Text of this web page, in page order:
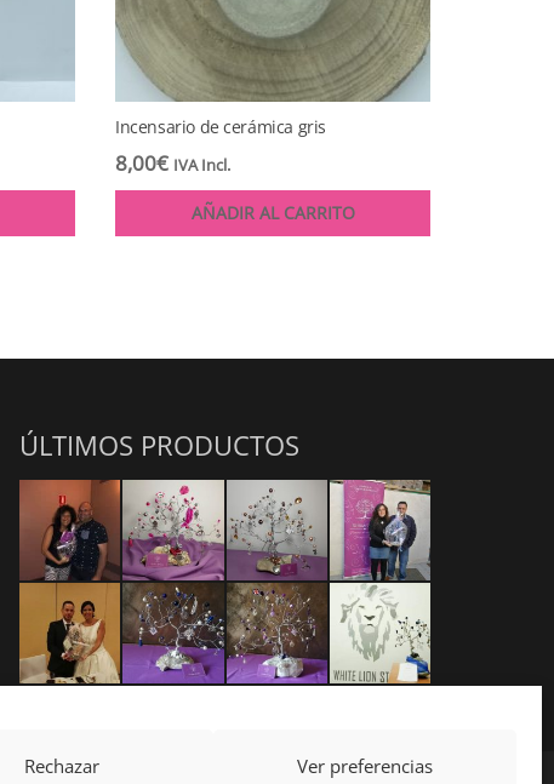
Rechazar Ver preferencias
Incensario de cerámica gris
8,00€ IVA Incl.
AÑADIR AL CARRITO
ÚLTIMOS PRODUCTOS